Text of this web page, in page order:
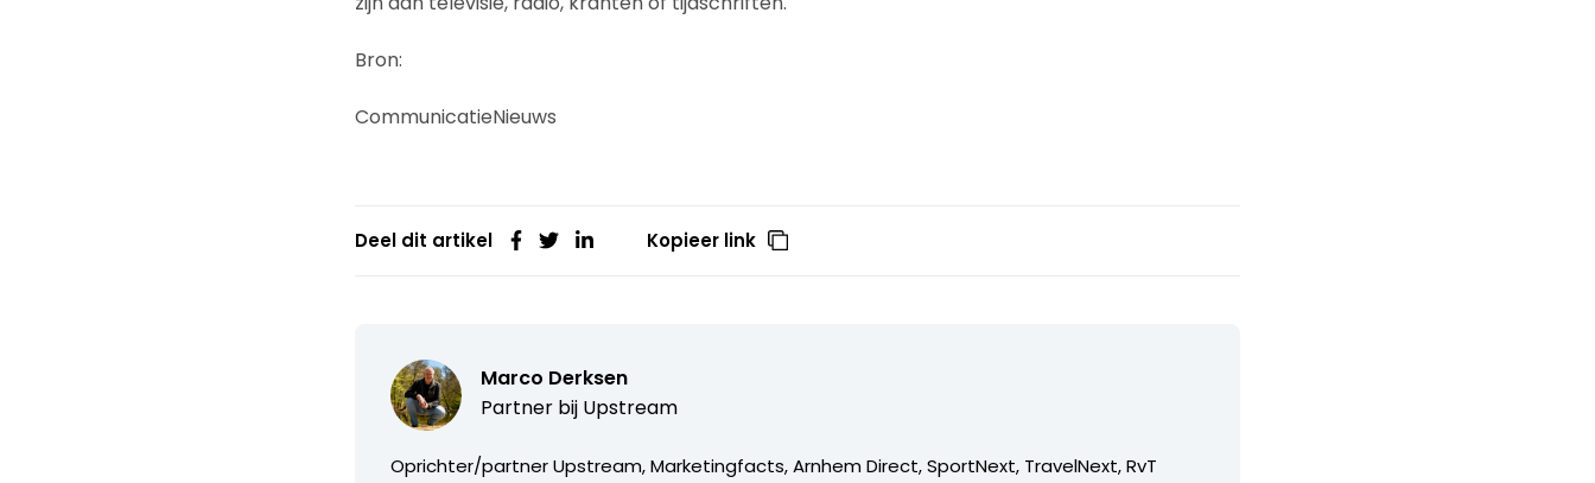
Bron:
CommunicatieNieuws
Deel dit artikel Kopieer link
Marco Derksen
Partner bij Upstream
Oprichter/partner Upstream, Marketingfacts, Arnhem Direct, SportNext, TravelNext, RvT